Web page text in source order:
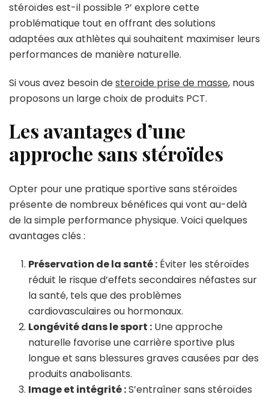
stéroïdes est-il possible ?’ explore cette
problématique tout en offrant des solutions
adaptées aux athlètes qui souhaitent maximiser leurs
performances de manière naturelle.
Si vous avez besoin desteroide prise de masse, nous
proposons un large choix de produits PCT.
Les avantages d’une
approche sans stéroïdes
Opter pour une pratique sportive sans stéroïdes
présente de nombreux bénéfices qui vont au-delà
de la simple performance physique. Voici quelques
avantages clés :
Préservation de la santé : Éviter les stéroïdes
réduit le risque d’effets secondaires néfastes sur
la santé, tels que des problèmes
cardiovasculaires ou hormonaux.
Longévité dans le sport : Une approche
naturelle favorise une carrière sportive plus
longue et sans blessures graves causées par des
produits anabolisants.
Image et intégrité :S’entraîner sans stéroïdes